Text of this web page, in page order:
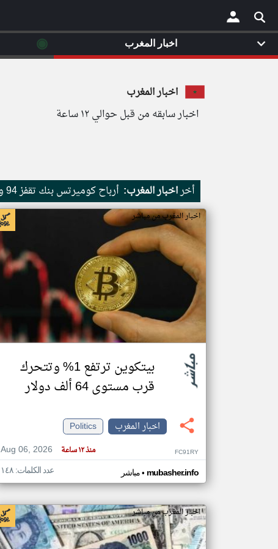
×
اخبار المغرب
اخبار سابقه من قبل حوالي ١٢ ساعة
أخراخبار المغرب: أرباح كوميرتس بنك تقفز 94 وتتجاوز التوقعات بالربع الثاني
اخبار المغرب من مباشر
بيتكوين ترتفع 1% وتتحرك
قرب مستوى 64 ألف دولار
اخبار المغرب
Politics
Aug 06, 2026
منذ ١٢ ساعة FC91RY
مباشر• mubasher.info عدد الكلمات: ١٤٨
اخبار المغرب من مباشر
اخبار المغرب ◉